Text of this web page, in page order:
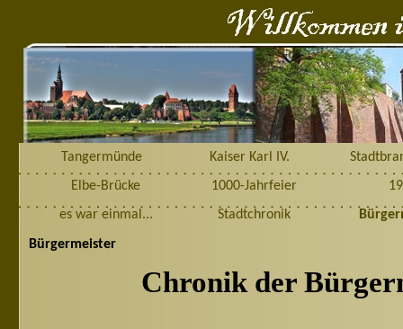
Tangermünde Kaiser Karl IV.
Elbe-Brücke
1000-Jahrfeier
es war einmal...
Stadtchronik
Bürgermeister
Chronik der